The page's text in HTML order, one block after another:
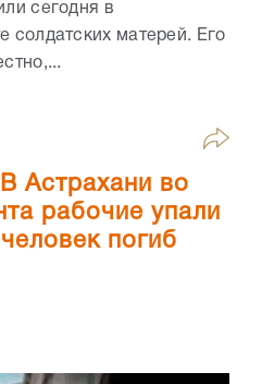
сегодня в
солдатских матерей. Его
Астрахани во
рабочие упали
погиб